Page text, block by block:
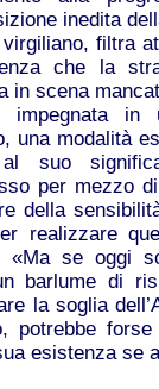
inedita
filtra
che la
in scena
impegnata in
una modalità
suo
per mezzo
della
realizzare
«Ma se oggi
barlume di
la soglia
potrebbe
esistenza se